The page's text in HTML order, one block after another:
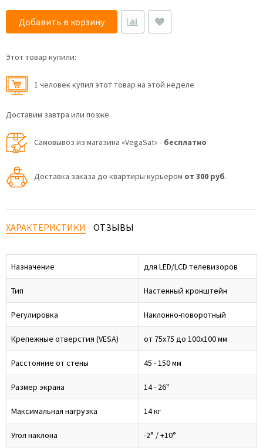
Добавить в корзину
Этот товар купили:
1 человек купил этот товар на этой неделе
Доставим завтра или позже
Самовывоз из магазина «VegaSat» - бесплатно
Доставка заказа до квартиры курьером от 300 руб.
ХАРАКТЕРИСТИКИ ОТЗЫВЫ
Назначение для LED/LCD телевизоров
Тип Настенный кронштейн
Регулировка Наклонно-поворотный
Крепежные отверстия (VESA) от 75x75 до 100x100 мм
Расстояние от стены 45 - 150 мм
Размер экрана 14 - 26"
Максимальная нагрузка 14 кг
Угол наклона -2° / +10°